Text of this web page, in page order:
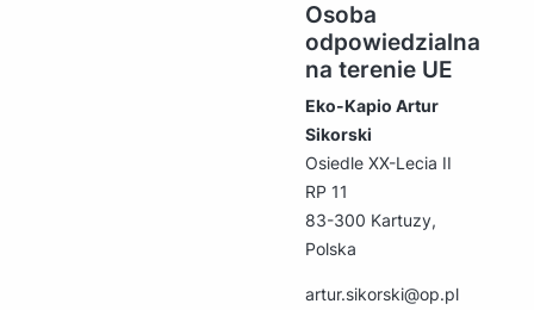
Osoba
odpowiedzialna
na terenie UE
Eko-Kapio Artur
Sikorski
Osiedle XX-Lecia II
RP 11
83-300 Kartuzy,
Polska
artur.sikorski@op.pl